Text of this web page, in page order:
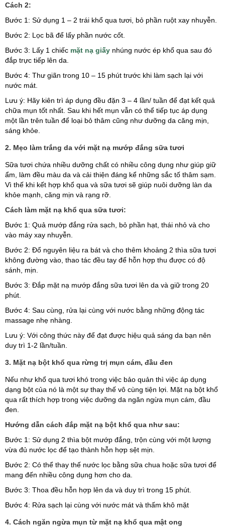
Cách 2:
Bước 1: Sử dụng 1 – 2 trái khổ qua tươi, bỏ phần ruột xay nhuyễn.
Bước 2: Lọc bã để lấy phần nước cốt.
Bước 3: Lấy 1 chiếc mặt nạ giấy nhúng nước ép khổ qua sau đó
đắp trực tiếp lên da.
Bước 4: Thư giãn trong 10 – 15 phút trước khi làm sạch lại với
nước mát.
Lưu ý: Hãy kiên trì áp dụng đều đặn 3 – 4 lần/ tuần để đạt kết quả
chữa mụn tốt nhất. Sau khi hết mụn vẫn có thể tiếp tục áp dụng
một lần trên tuần để loại bỏ thâm cũng như dưỡng da căng mịn,
sáng khỏe.
2. Mẹo làm trắng da với mặt nạ mướp đắng sữa tươi
Sữa tươi chứa nhiều dưỡng chất có nhiều công dụng như giúp giữ
ẩm, làm đều màu da và cải thiện đáng kể những sắc tố thâm sạm.
Vì thế khi kết hợp khổ qua và sữa tươi sẽ giúp nuôi dưỡng làn da
khỏe mạnh, căng mịn và rạng rỡ.
Cách làm mặt nạ khổ qua sữa tươi:
Bước 1: Quả mướp đắng rửa sạch, bỏ phần hạt, thái nhỏ và cho
vào máy xay nhuyễn.
Bước 2: Đổ nguyên liệu ra bát và cho thêm khoảng 2 thìa sữa tươi
không đường vào, thao tác đều tay để hỗn hợp thu được có độ
sánh, mịn.
Bước 3: Đắp mặt nạ mướp đắng sữa tươi lên da và giữ trong 20
phút.
Bước 4: Sau cùng, rửa lại cùng với nước bằng những động tác
massage nhẹ nhàng.
Lưu ý: Với công thức này để đạt được hiệu quả sáng da bạn nên
duy trì 1-2 lần/tuần.
3. Mặt nạ bột khổ qua rừng trị mụn cám, đầu đen
Nếu như khổ qua tươi khó trong việc bảo quản thì việc áp dụng
dạng bột của nó là một sự thay thế vô cùng tiện lợi. Mặt nạ bột khổ
qua rất thích hợp trong việc dưỡng da ngăn ngừa mụn cám, đầu
đen.
Hướng dẫn cách đắp mặt nạ bột khổ qua như sau:
Bước 1: Sử dụng 2 thìa bột mướp đắng, trộn cùng với một lượng
vừa đủ nước lọc để tạo thành hỗn hợp sệt mịn.
Bước 2: Có thể thay thế nước lọc bằng sữa chua hoặc sữa tươi để
mang đến nhiều công dụng hơn cho da.
Bước 3: Thoa đều hỗn hợp lên da và duy trì trong 15 phút.
Bước 4: Rửa sạch lại cùng với nước mát và thấm khô mặt
4. Cách ngăn ngừa mụn từ mặt nạ khổ qua mật ong